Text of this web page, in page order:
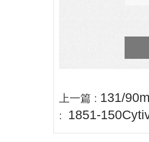
上一篇 : 131/
: 1851-